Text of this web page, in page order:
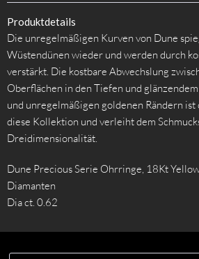
Produktdetails
Die unregelmäßigen Kurven von Dune
Wüstendünen wieder und werden durch
verstärkt. Die kostbare Abwechslung
Oberflächen in den Tiefen und
und unregelmäßigen goldenen Rändern
diese Kollektion und verleiht dem
Dreidimensionalität.
Dune Precious Serie Ohrringe, 18Kt
Diamanten
Dia ct. 0.62